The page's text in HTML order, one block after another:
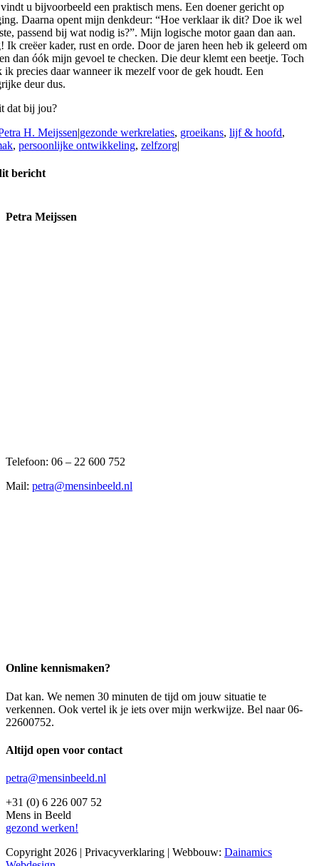
u bijvoorbeeld een praktisch mens. Een doener gericht op
Daarna opent mijn denkdeur: “Hoe verklaar ik dit? Doe ik wel
passend bij wat nodig is?”. Mijn logische motor gaan dan aan.
Ik creëer kader, rust en orde. Door de jaren heen heb ik geleerd om
dan óók mijn gevoel te checken. Die deur klemt een beetje. Toch
ik precies daar wanneer ik mezelf voor de gek houdt. Een
deur dus.
dat bij jou?
H. Meijssen|gezonde werkrelaties, groeikans, lijf & hoofd,
, persoonlijke ontwikkeling, zelfzorg|
bericht
Petra Meijssen
Telefoon: 06 – 22 600 752
Mail: petra@mensinbeeld.nl
Online kennismaken?
Dat kan. We nemen 30 minuten de tijd om jouw situatie te
verkennen. Ook vertel ik je iets over mijn werkwijze. Bel naar 06-
22600752.
Altijd open voor contact
petra@mensinbeeld.nl
+31 (0) 6 226 007 52
Mens in Beeld
gezond werken!
Copyright 2026 | Privacyverklaring | Webbouw: Dainamics